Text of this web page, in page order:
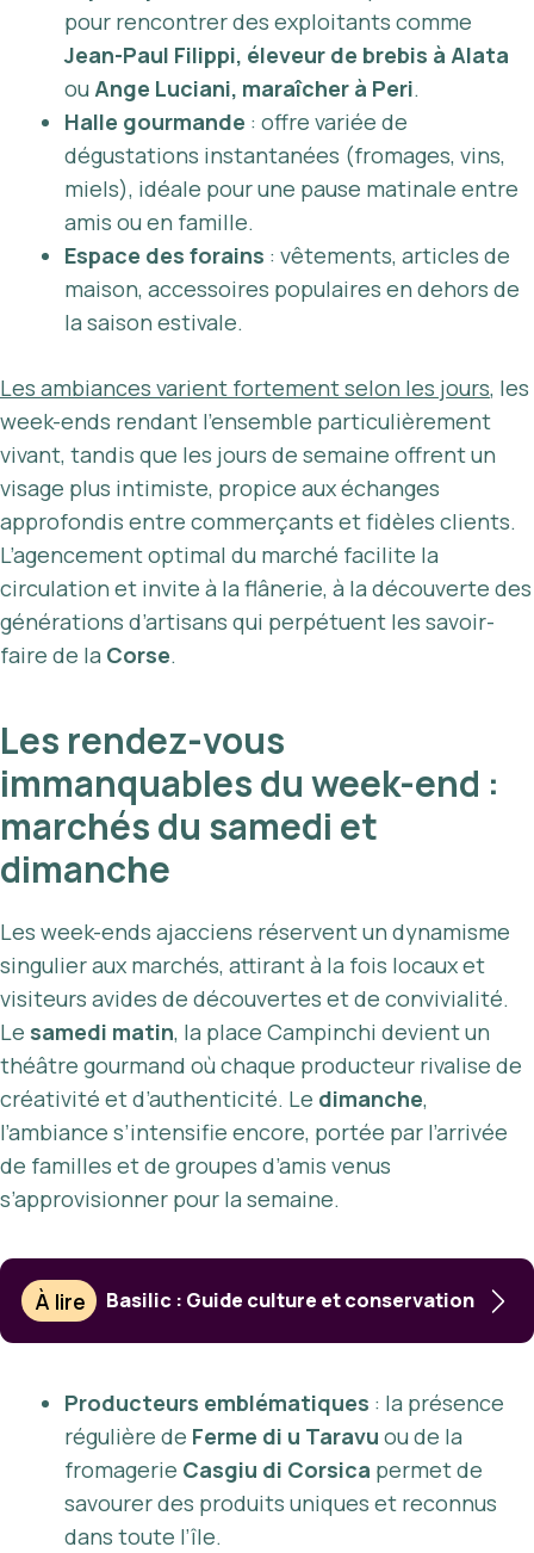
pour rencontrer des exploitants comme
Jean-Paul Filippi, éleveur de brebis à Alata
ou Ange Luciani, maraîcher à Peri.
Halle gourmande : offre variée de
dégustations instantanées (fromages, vins,
miels), idéale pour une pause matinale entre
amis ou en famille.
Espace des forains : vêtements, articles de
maison, accessoires populaires en dehors de
la saison estivale.
Les ambiances varient fortement selon les jours, les
week-ends rendant l’ensemble particulièrement
vivant, tandis que les jours de semaine offrent un
visage plus intimiste, propice aux échanges
approfondis entre commerçants et fidèles clients.
L’agencement optimal du marché facilite la
circulation et invite à la flânerie, à la découverte des
générations d’artisans qui perpétuent les savoir-
faire de la Corse.
Les rendez-vous
immanquables du week-end :
marchés du samedi et
dimanche
Les week-ends ajacciens réservent un dynamisme
singulier aux marchés, attirant à la fois locaux et
visiteurs avides de découvertes et de convivialité.
Le samedi matin, la place Campinchi devient un
théâtre gourmand où chaque producteur rivalise de
créativité et d’authenticité. Le dimanche,
l’ambiance s’intensifie encore, portée par l’arrivée
de familles et de groupes d’amis venus
s’approvisionner pour la semaine.
À lire Basilic : Guide culture et conservation
Producteurs emblématiques : la présence
régulière de Ferme di u Taravu ou de la
fromagerie Casgiu di Corsica permet de
savourer des produits uniques et reconnus
dans toute l’île.